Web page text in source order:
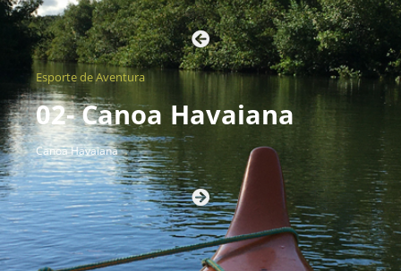
Esporte de Aventura
02- Canoa Havaiana
Canoa Havaiana